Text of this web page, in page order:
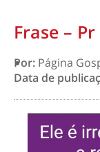
Frase –
Por: Página
Data de